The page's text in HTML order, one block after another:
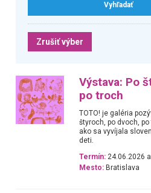
Zrušiť výber
Výstava: Po
po troch
TOTO! je galéria
štyroch, po dvoch,
ako sa vyvíjala
deti.
Termín: 24.06.2026
Mesto: Bratislava